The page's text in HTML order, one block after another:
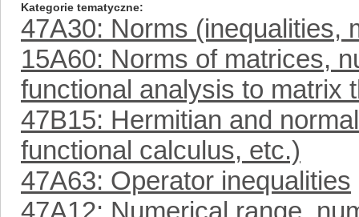
Kategorie tematyczne
47A30: Norms (inequalities,
15A60: Norms of matrices,
functional analysis to matrix
47B15: Hermitian and
functional calculus, etc.)
47A63: Operator inequalities
47A12: Numerical range,